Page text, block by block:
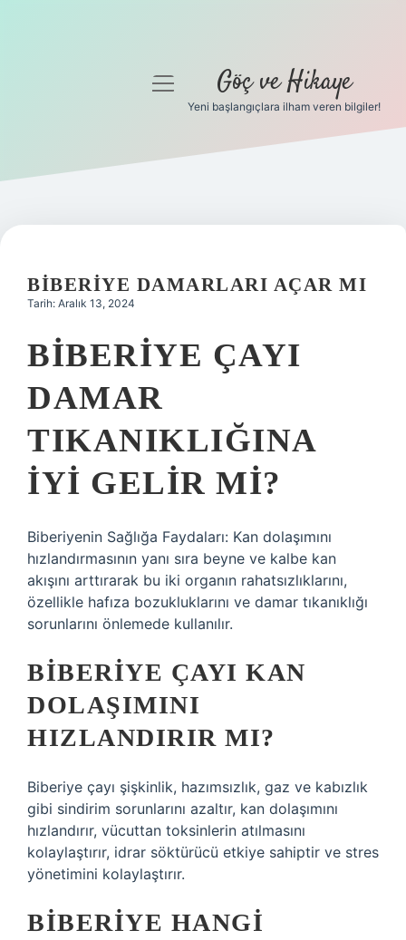
Gizlilik Politikası
Yasal Uyarı
menüyü
Göç ve Hikaye
Yeni başlangıçlara ilham veren bilgiler!
BIBERIYE DAMARLARI AÇAR MI
Tarih: Aralık 13, 2024
BIBERIYE ÇAYI
DAMAR
TIKANIKLIĞINA
IYI GELIR MI?
Biberiyenin Sağlığa Faydaları: Kan dolaşımını
hızlandırmasının yanı sıra beyne ve kalbe kan
akışını arttırarak bu iki organın rahatsızlıklarını,
özellikle hafıza bozukluklarını ve damar tıkanıklığı
sorunlarını önlemede kullanılır.
BIBERIYE ÇAYI KAN
DOLAŞIMINI
HIZLANDIRIR MI?
Biberiye çayı şişkinlik, hazımsızlık, gaz ve kabızlık
gibi sindirim sorunlarını azaltır, kan dolaşımını
hızlandırır, vücuttan toksinlerin atılmasını
kolaylaştırır, idrar söktürücü etkiye sahiptir ve stres
yönetimini kolaylaştırır.
BIBERIYE HANGI